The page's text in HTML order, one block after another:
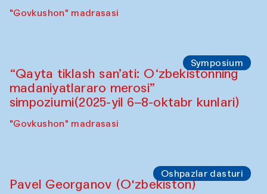
"Govkushon" madrasasi
Symposium
“Qayta tiklash san’ati: O‘zbekistonning
madaniyatlararo merosi”
simpoziumi(2025-yil 6–8-oktabr kunlari)
"Govkushon" madrasasi
Oshpazlar dasturi
Pavel Georganov (O'zbekiston)